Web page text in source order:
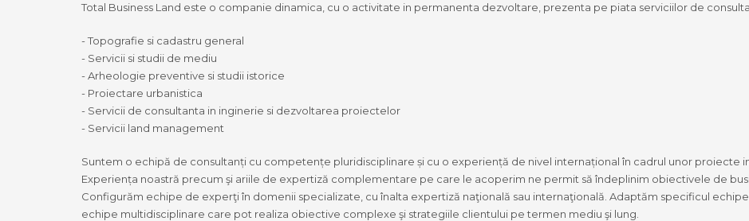
Total Business Land este o companie dinamica, cu o activitate in permanenta dezvoltare, prezenta pe piata serviciilor de
- Topografie si cadastru general
- Servicii si studii de mediu
- Arheologie preventive si studii istorice
- Proiectare urbanistica
- Servicii de consultanta in inginerie si dezvoltarea proiectelor
- Servicii land management
Suntem o echipă de consultanți cu competențe pluridisciplinare și cu o experiență de nivel internațional în cadrul unor proiecte
Experiența noastră precum şi ariile de expertiză complementare pe care le acoperim ne permit să îndeplinim obiectivele de
Configurăm echipe de experţi în domenii specializate, cu înalta expertiză naţională sau internaţională. Adaptăm specificul
echipe multidisciplinare care pot realiza obiective complexe şi strategiile clientului pe termen mediu şi lung.